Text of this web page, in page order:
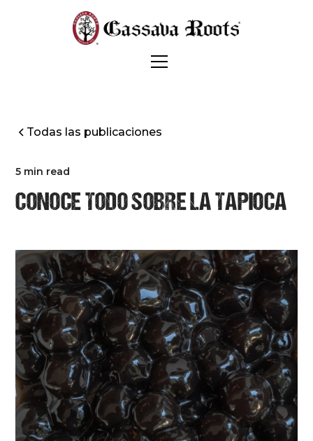
Todas las publicaciones
5 min read
CONOCE TODO SOBRE LA TAPIOCA